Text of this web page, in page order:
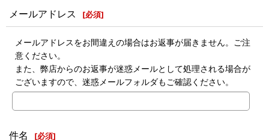
メールアドレス [必須]
メールアドレスをお間違えの場合はお返事が届きません。ご注
意ください。
また、弊店からのお返事が迷惑メールとして処理される場合が
ございますので、迷惑メールフォルダもご確認ください。
件名 [必須]